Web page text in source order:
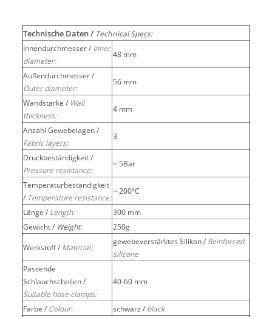
Technische Daten / Technical Specs:
Innendurchmesser / Inner
diameter:
48 mm
Außendurchmesser /
Outer diameter:
56 mm
Wandstärke / Wall
thickness:
4 mm
Anzahl Gewebelagen /
Fabric layers:
3
Druckbeständigkeit /
Pressure resistance:
~ 5Bar
Temperaturbeständigkeit
/ Temperature resistance:
~ 200°C
Länge / Length:
300 mm
Gewicht / Weight:
250g
Werkstoff / Material:
gewebeverstärktes Silikon / Reinforced
silicone
Passende
Schlauchschellen /
Suitable hose clamps:
40-60 mm
Farbe / Colour: schwarz / black